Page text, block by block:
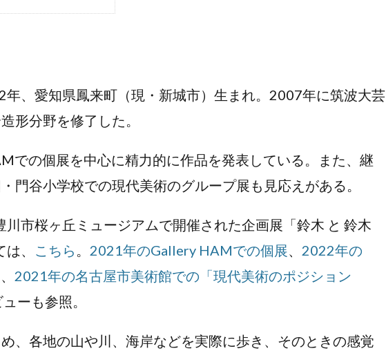
、愛知県鳳来町（現・新城市）生まれ。2007年に筑波大芸
形分野を修了した。
での個展を中心に精力的に作品を発表している。また、継
門谷小学校での現代美術のグループ展も見応えがある。
市桜ヶ丘ミュージアムで開催された企画展「鈴木 と 鈴木
、 こちら 。 2021年のGallery HAMでの個展、 2022年の
、 2021年の名古屋市美術館での「現代美術のポジション
ーも参照。
、各地の山や川、海岸などを実際に歩き、そのときの感覚